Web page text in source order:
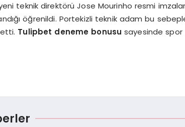
teknik direktörü Jose Mourinho resmi
öğrenildi. Portekizli teknik adam bu sebeple
Tulipbet deneme bonusu sayesinde